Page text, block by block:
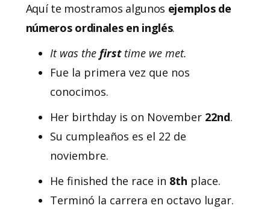
Aquí te mostramos algunos ejemplos de
números ordinales en inglés.
It was the firsttime we met.
Fue la primera vez que nos
conocimos.
Her birthday is on November 22nd.
Su cumpleaños es el 22 de
noviembre.
He finished the race in 8th place.
Terminó la carrera en octavo lugar.